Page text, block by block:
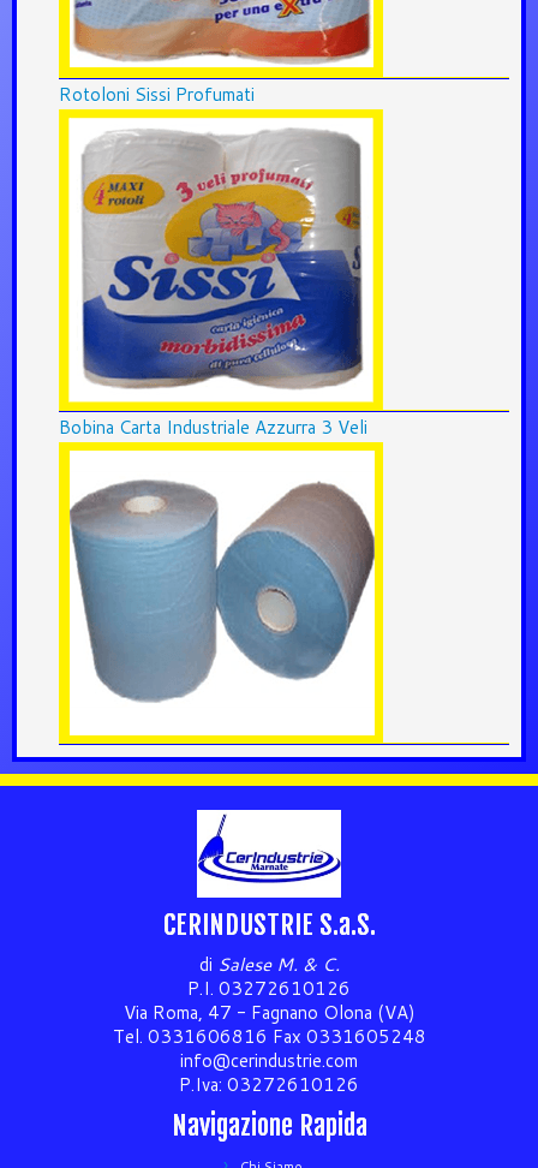
Rotoloni Sissi Profumati
Bobina Carta Industriale Azzurra 3 Veli
CERINDUSTRIE S.a.S.
di Salese M. & C.
P.I. 03272610126
Via Roma, 47 - Fagnano Olona (VA)
Tel. 0331606816 Fax 0331605248
info@cerindustrie.com
P.Iva: 03272610126
Navigazione Rapida